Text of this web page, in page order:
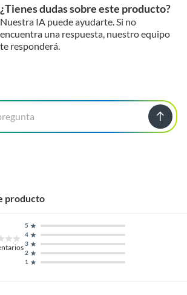
¿Tienes dudas sobre este producto?
Nuestra IA puede ayudarte. Si no
encuentra una respuesta, nuestro equipo
te responderá.
producto
1
2
3
4
5